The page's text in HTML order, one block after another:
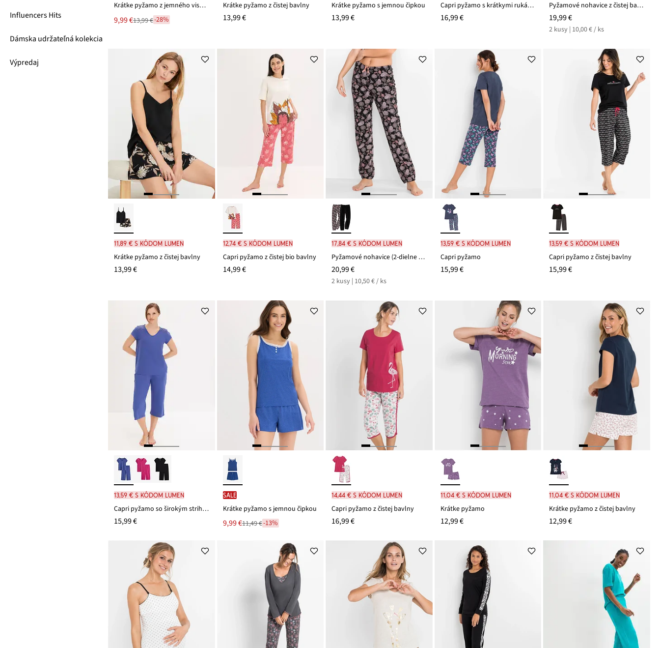
Influencers Hits
Dámska udržateľná kolekcia
Výpredaj
Krátke pyžamo z jemného viskózového mixu
Nová
cena
9,99 €
Zľava 13,99 €-28%
Krátke pyžamo z čistej bavlny
13,99 €
Krátke pyžamo s jemnou čipkou
13,99 €
Capri pyžamo s krátkymi rukávmi, z čistej bavlny
16,99 €
Pyžamové nohavice z čistej bavlny (2 ks v balení)
19,99 €
2 kusy | 10,00 € / ks
11,89 € s kódom LUMEN
Krátke pyžamo z čistej bavlny
13,99 €
12,74 € s kódom LUMEN
Capri pyžamo z čistej bio bavlny
14,99 €
17,84 € s kódom LUMEN
Pyžamové nohavice (2-dielne balenie), dlhé, z čistej bio bavlny
20,99 €
2 kusy | 10,50 € / ks
13,59 € s kódom LUMEN
Capri pyžamo
15,99 €
13,59 € s kódom LUMEN
Capri pyžamo z čistej bavlny
15,99 €
13,59 € s kódom LUMEN
Capri pyžamo so širokým strihom, Culotte
15,99 €
SALE
Krátke pyžamo s jemnou čipkou
Nová
cena
9,99 €
Zľava 11,49 €-13%
14,44 € s kódom LUMEN
Capri pyžamo z čistej bavlny
16,99 €
11,04 € s kódom LUMEN
Krátke pyžamo
12,99 €
11,04 € s kódom LUMEN
Krátke pyžamo z čistej bavlny
12,99 €